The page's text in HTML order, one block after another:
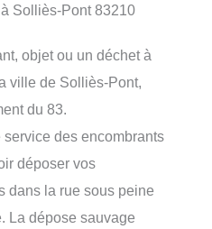
Solliès-Pont 83210
objet ou un déchet à
ville de Solliès-Pont,
du 83.
des encombrants
déposer vos
dans la rue sous peine
La dépose sauvage